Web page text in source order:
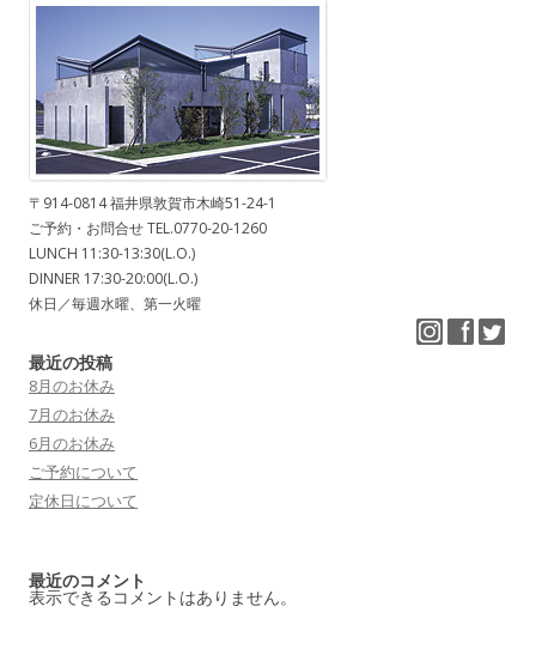
〒914-0814 福井県敦賀市木崎51-24-1
ご予約・お問合せ TEL.0770-20-1260
LUNCH 11:30-13:30(L.O.)
DINNER 17:30-20:00(L.O.)
休日／毎週水曜、第一火曜
最近の投稿
8月のお休み
7月のお休み
6月のお休み
ご予約について
定休日について
最近のコメント
表示できるコメントはありません。